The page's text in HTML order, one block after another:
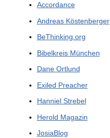
Accordance
Andreas Köstenberger
BeThinking.org
Bibelkreis München
Dane Ortlund
Exiled Preacher
Hanniel Strebel
Herold Magazin
JosiaBlog